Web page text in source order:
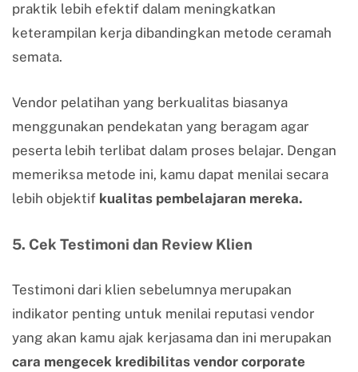
praktik lebih efektif dalam meningkatkan
keterampilan kerja dibandingkan metode ceramah
semata.
Vendor pelatihan yang berkualitas biasanya
menggunakan pendekatan yang beragam agar
peserta lebih terlibat dalam proses belajar. Dengan
memeriksa metode ini, kamu dapat menilai secara
lebih objektif kualitas pembelajaran mereka.
5. Cek Testimoni dan Review Klien
Testimoni dari klien sebelumnya merupakan
indikator penting untuk menilai reputasi vendor
yang akan kamu ajak kerjasama dan ini merupakan
cara mengecek kredibilitas vendor corporate